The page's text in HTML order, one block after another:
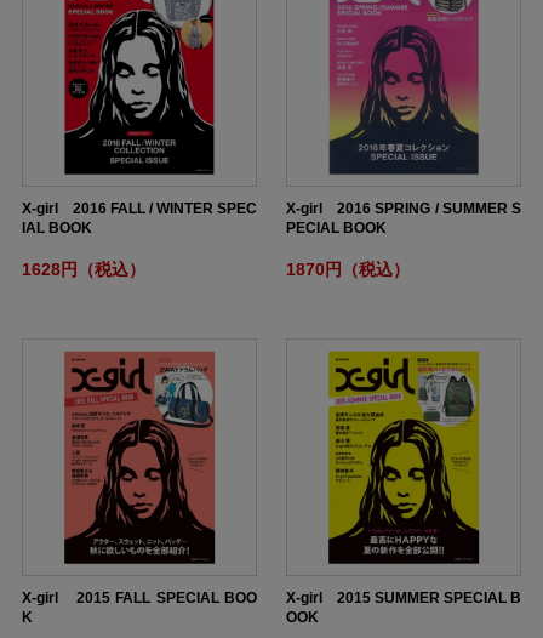
X-girl 2016 FALL / WINTER SPEC
IAL BOOK
1628円（税込）
X-girl 2016 SPRING / SUMMER S
PECIAL BOOK
1870円（税込）
X-girl 2015 FALL SPECIAL BOO
K
X-girl 2015 SUMMER SPECIAL B
OOK